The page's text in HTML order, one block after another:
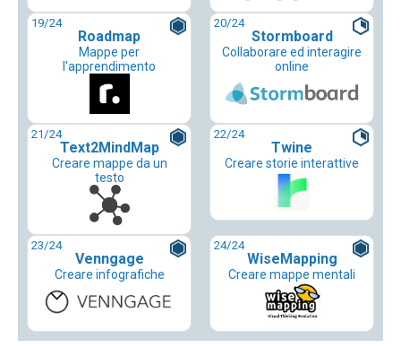
19/24
Roadmap
Mappe per
l'apprendimento
20/24
Stormboard
Collaborare ed interagire
online
21/24
Text2MindMap
Creare mappe da un
testo
22/24
Twine
Creare storie interattive
23/24
Venngage
Creare infografiche
24/24
WiseMapping
Creare mappe mentali